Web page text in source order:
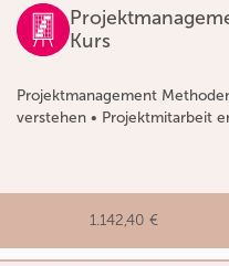
Kurs
Projektmanagement
verstehen • Projektmitarbeit
1.142,40 €